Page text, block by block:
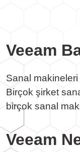
Veeam
Sanal
Birçok şirket
birçok sanal
Veeam